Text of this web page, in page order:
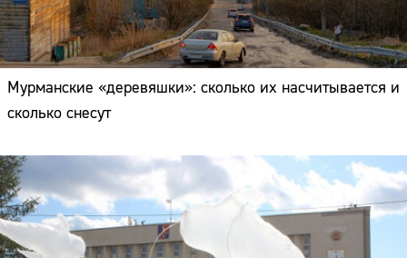
Мурманские «деревяшки»: сколько их насчитывается и
сколько снесут